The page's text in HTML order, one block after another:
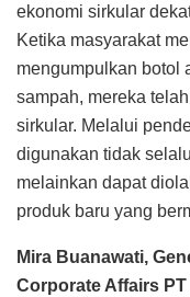
ekonomi sirkular
Ketika masyarakat
mengumpulkan botol
sampah, mereka
sirkular. Melalui
digunakan tidak
melainkan dapat
produk baru yang
Mira Buanawati,
Corporate Affairs